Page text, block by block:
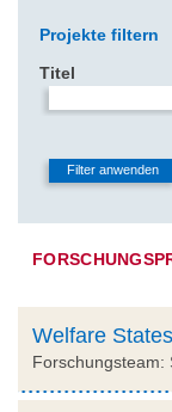
Projekte filtern
Titel
Welfare
Forschungsteam: